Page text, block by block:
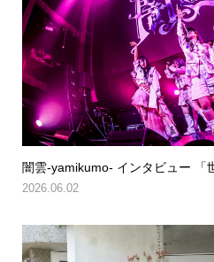
闇雲-yamikumo- インタビュー 「
2026.06.02